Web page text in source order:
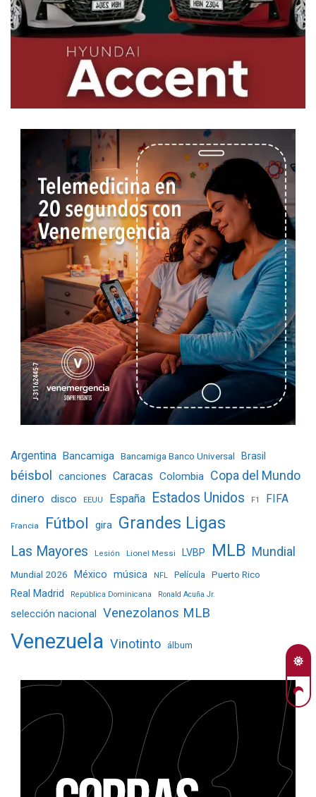
Argentina Bancamiga Bancamiga Banco Universal Brasil
béisbol canciones Caracas Colombia Copa del Mundo
dinero disco EEUU España Estados Unidos F1 FIFA
Francia Fútbol gira Grandes Ligas
Las Mayores Lesión Lionel Messi LVBP MLB Mundial
Mundial 2026 México música NFL Película Puerto Rico
Real Madrid República Dominicana Ronald Acuña Jr.
selección nacional Venezolanos MLB
Venezuela Vinotinto álbum